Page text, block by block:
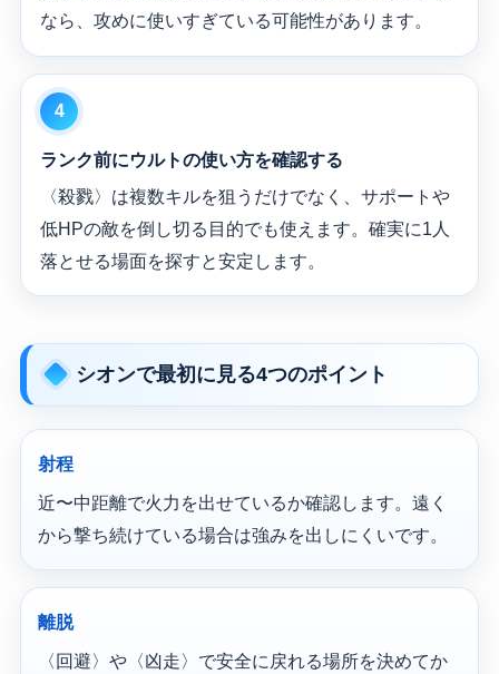
なら、攻めに使いすぎている可能性があります。
ランク前にウルトの使い方を確認する
〈殺戮〉は複数キルを狙うだけでなく、サポートや
低HPの敵を倒し切る目的でも使えます。確実に1人
落とせる場面を探すと安定します。
シオンで最初に見る4つのポイント
射程
近〜中距離で火力を出せているか確認します。遠く
から撃ち続けている場合は強みを出しにくいです。
離脱
〈回避〉や〈凶走〉で安全に戻れる場所を決めてか